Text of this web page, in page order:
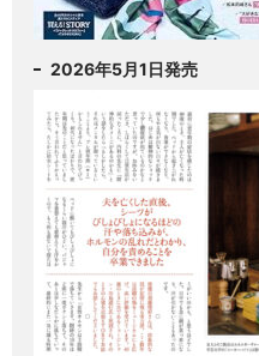
2026年5月1日発売